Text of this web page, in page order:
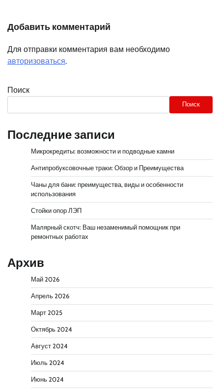
Добавить комментарий
Для отправки комментария вам необходимо
авторизоваться.
Поиск
Поиск
Последние записи
Микрокредиты: возможности и подводные камни
Антипробуксовочные траки: Обзор и Преимущества
Чаны для бани: преимущества, виды и особенности
использования
Стойки опор ЛЭП
Малярный скотч: Ваш незаменимый помощник при
ремонтных работах
Архив
Май 2026
Апрель 2026
Март 2025
Октябрь 2024
Август 2024
Июль 2024
Июнь 2024